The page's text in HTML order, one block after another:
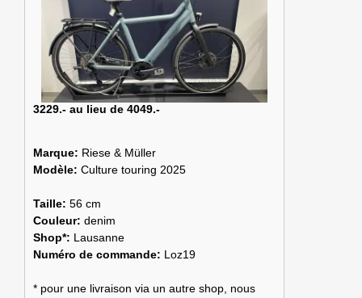
3229.- au lieu de 4049.-
Marque: Riese & Müller
Modèle: Culture touring 2025
Taille: 56 cm
Couleur: denim
Shop*: Lausanne
Numéro de commande: Loz19
* pour une livraison via un autre shop, nous